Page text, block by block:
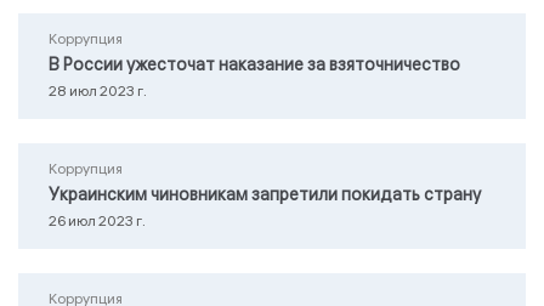
Коррупция
В России ужесточат наказание за взяточничество
28 июл 2023 г.
Коррупция
Украинским чиновникам запретили покидать страну
26 июл 2023 г.
Коррупция